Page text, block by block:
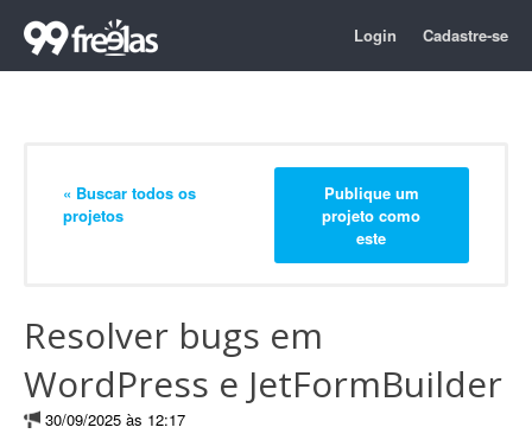
Login Cadastre-se
« Buscar todos os
projetos
Publique um
projeto como
este
Resolver bugs em
WordPress e JetFormBuilder
30/09/2025 às 12:17